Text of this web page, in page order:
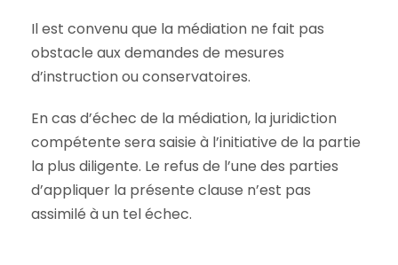
Il est convenu que la médiation ne fait pas
obstacle aux demandes de mesures
d’instruction ou conservatoires.
En cas d’échec de la médiation, la juridiction
compétente sera saisie à l’initiative de la partie
la plus diligente. Le refus de l’une des parties
d’appliquer la présente clause n’est pas
assimilé à un tel échec.